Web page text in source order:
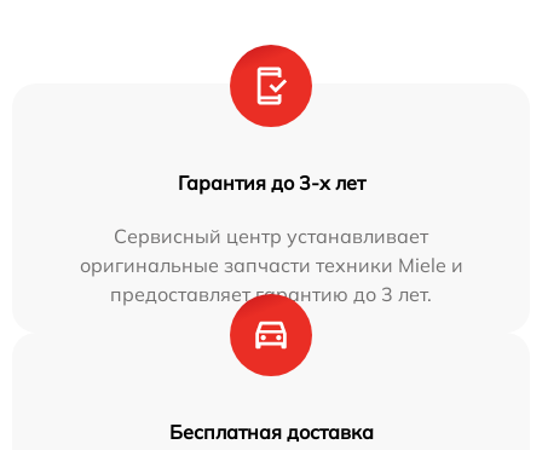
Гарантия до 3-х лет
Сервисный центр устанавливает
оригинальные запчасти техники Miele и
предоставляет гарантию до 3 лет.
Бесплатная доставка